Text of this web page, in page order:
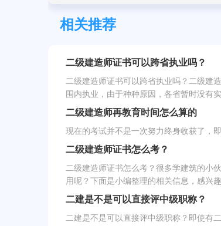
相关推荐
二级建造师证书可以跨省执业吗？
二级建造师证书可以跨省执业吗？二级建
围内执业，由于种种原因，各省暂时没有
二级建造师再教育时间怎么算的
现在的考试并不是一次努力终身收获了，
二级建造师证书怎么考？
二级建造师证书怎么考？很多学建筑的小
用呢？下面是小编整理的相关信息，感兴
二建是不是可以直接评中级职称？
二建是不是可以直接评中级职称？即使有